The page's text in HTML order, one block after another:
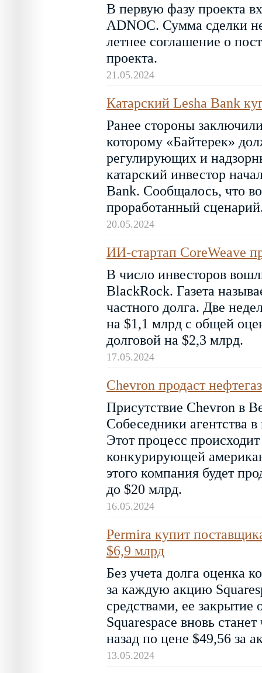
В первую фазу проекта
ADNOC. Сумма сделки
летнее соглашение о
проекта.
21.05.2024
Катарский Lesha Bank
Ранее стороны
которому «Байтерек»
регулирующих и
катарский инвестор
Bank. Сообщалось, что
проработанный
20.05.2024
ИИ-стартап CoreWeave
В число инвесторов
BlackRock. Газета
частного долга. Две
на $1,1 млрд c общей
долговой на $2,3 млрд.
17.05.2024
Chevron продаст
Присутствие Chevron в
Собеседники агентства
Этот процесс
конкурирующей
этого компания будет
до $20 млрд.
16.05.2024
Permira купит
$6,9 млрд
Без учета долга оценка
за каждую акцию
средствами, ее закрытие
Squarespace вновь
назад по цене $49,56 за
13.05.2024